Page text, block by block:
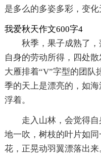
是多么的多姿多彩，变
我爱秋天作文600字4
秋季，果子成熟了
自身的劳动所得，四处
大雁排着“V”字型的团队
季的天上是漂亮的，如
浮着。
走入山林，会觉得
地一吹，树枝的叶片如
花，正晃动羽翼漂落出